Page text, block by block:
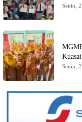
Senin,
Senin,